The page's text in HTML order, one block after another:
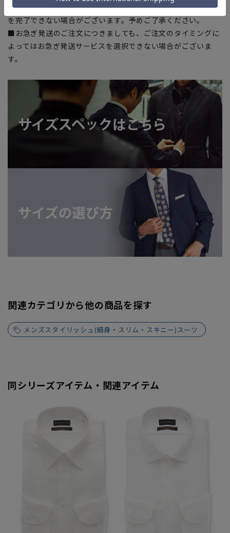
上、ご注文いただいたタイミングにより欠品が発生し、ご注文
を完了できない場合がございます。予めご了承ください。
■お急ぎ発送のご注文につきましても、ご注文のタイミングに
よってはお急ぎ発送サービスを選択できない場合がございま
す。
関連カテゴリから他の商品を探す
メンズスタイリッシュ(細身・スリム・スキニー)スーツ
同シリーズアイテム・関連アイテム